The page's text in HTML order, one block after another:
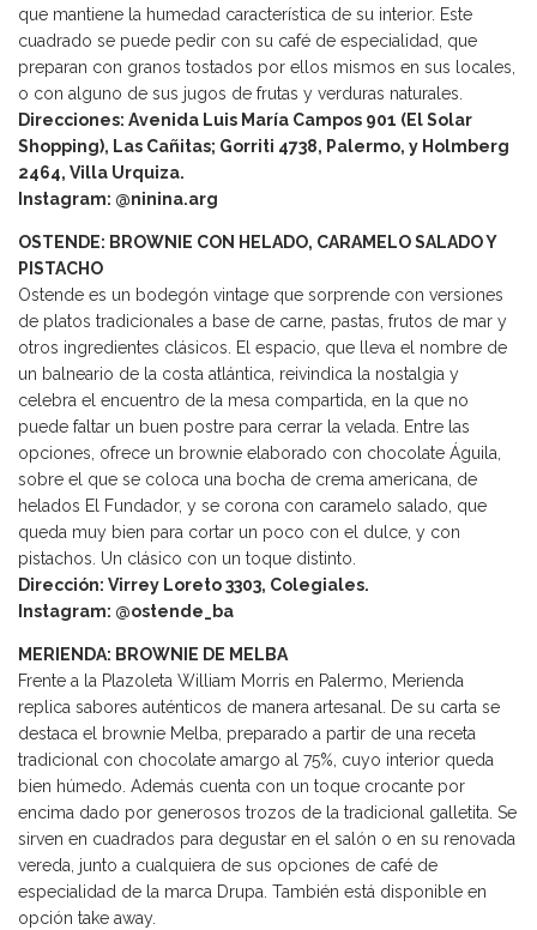
que mantiene la humedad característica de su interior. Este
cuadrado se puede pedir con su café de especialidad, que
preparan con granos tostados por ellos mismos en sus locales,
o con alguno de sus jugos de frutas y verduras naturales.
Direcciones: Avenida Luis María Campos 901 (El Solar
Shopping), Las Cañitas; Gorriti 4738, Palermo, y Holmberg
2464, Villa Urquiza.
Instagram: @ninina.arg
OSTENDE: BROWNIE CON HELADO, CARAMELO SALADO Y
PISTACHO
Ostende es un bodegón vintage que sorprende con versiones
de platos tradicionales a base de carne, pastas, frutos de mar y
otros ingredientes clásicos. El espacio, que lleva el nombre de
un balneario de la costa atlántica, reivindica la nostalgia y
celebra el encuentro de la mesa compartida, en la que no
puede faltar un buen postre para cerrar la velada. Entre las
opciones, ofrece un brownie elaborado con chocolate Águila,
sobre el que se coloca una bocha de crema americana, de
helados El Fundador, y se corona con caramelo salado, que
queda muy bien para cortar un poco con el dulce, y con
pistachos. Un clásico con un toque distinto.
Dirección: Virrey Loreto 3303, Colegiales.
Instagram: @ostende_ba
MERIENDA: BROWNIE DE MELBA
Frente a la Plazoleta William Morris en Palermo, Merienda
replica sabores auténticos de manera artesanal. De su carta se
destaca el brownie Melba, preparado a partir de una receta
tradicional con chocolate amargo al 75%, cuyo interior queda
bien húmedo. Además cuenta con un toque crocante por
encima dado por generosos trozos de la tradicional galletita. Se
sirven en cuadrados para degustar en el salón o en su renovada
vereda, junto a cualquiera de sus opciones de café de
especialidad de la marca Drupa. También está disponible en
opción take away.